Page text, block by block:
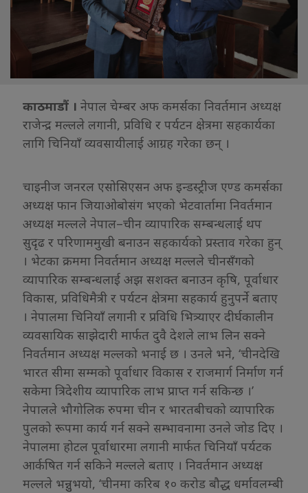
काठमाडौं । नेपाल चेम्बर अफ कमर्सका निवर्तमान अध्यक्ष
राजेन्द्र मल्लले लगानी, प्रविधि र पर्यटन क्षेत्रमा सहकार्यका
लागि चिनियाँ व्यवसायीलाई आग्रह गरेका छन् ।
चाइनीज जनरल एसोसिएसन अफ इन्डस्ट्रीज एण्ड कमर्सका
अध्यक्ष फान जियाओबोसंग भएको भेटवार्तामा निवर्तमान
अध्यक्ष मल्लले नेपाल–चीन व्यापारिक सम्बन्धलाई थप
सुदृढ र परिणाममुखी बनाउन सहकार्यको प्रस्ताव गरेका हुन्
। भेटका क्रममा निवर्तमान अध्यक्ष मल्लले चीनसँगको
व्यापारिक सम्बन्धलाई अझ सशक्त बनाउन कृषि, पूर्वाधार
विकास, प्रविधिमैत्री र पर्यटन क्षेत्रमा सहकार्य हुनुपर्ने बताए
। नेपालमा चिनियाँ लगानी र प्रविधि भित्र्याएर दीर्घकालीन
व्यवसायिक साझेदारी मार्फत दुवै देशले लाभ लिन सक्ने
निवर्तमान अध्यक्ष मल्लको भनाई छ । उनले भने, ‘चीनदेखि
भारत सीमा सम्मको पूर्वाधार विकास र राजमार्ग निर्माण गर्न
सकेमा त्रिदेशीय व्यापारिक लाभ प्राप्त गर्न सकिन्छ ।’
नेपालले भौगोलिक रुपमा चीन र भारतबीचको व्यापारिक
पुलको रूपमा कार्य गर्न सक्ने सम्भावनामा उनले जोड दिए ।
नेपालमा होटल पूर्वाधारमा लगानी मार्फत चिनियाँ पर्यटक
आर्कषित गर्न सकिने मल्लले बताए । निवर्तमान अध्यक्ष
मल्लले भन्नुुभयो, ‘चीनमा करिब १० करोड बौद्ध धर्मावलम्बी